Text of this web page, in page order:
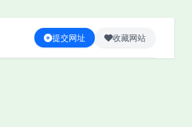
提交网址 收藏网站